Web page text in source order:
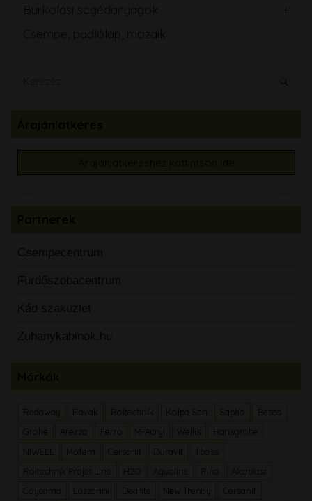
Burkolási segédanyagok
Csempe, padlólap, mozaik
Csempecentrum
Fürdőszobacentrum
Kád szaküzlet
Zuhanykabinok.hu
Roltechnik Kolpa San
Besco
Grohe
Arezzo Ferro M-Acryl Wellis
Hansgrohe
Mofém Cersanit Duravit
Tboss
Roltechnik Projet Line
H2O Aqualine
Alcaplast
Deante New Trendy
Cersanit